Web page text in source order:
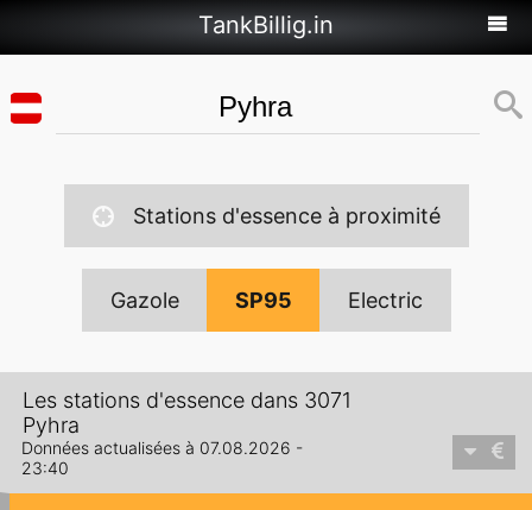
TankBillig.in
Stations d'essence à proximité
Gazole SP95 Electric
Les stations d'essence dans 3071
Pyhra
Données actualisées à 07.08.2026 -
23:40